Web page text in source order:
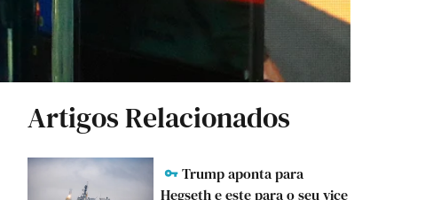
Artigos Relacionados
Trump aponta para
Hegseth e este para o seu vice